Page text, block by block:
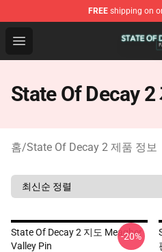
FREE shipping on
Open menu
State Of Decay 2 Shop -
State Of Decay
홈/State Of Decay 2 제품 정보
State Of Decay 2 지도 Meagher
Valley Pin
-20%